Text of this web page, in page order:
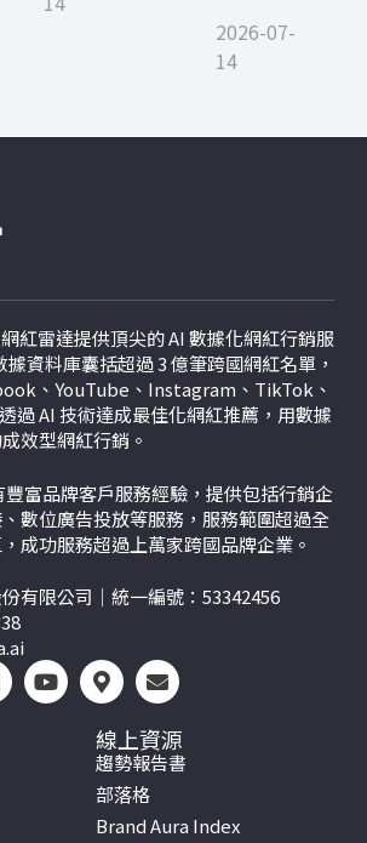
2026-07-
14
紅雷達提供頂尖的 AI 數據化網紅行銷服
資料庫囊括超過 3 億筆跨國網紅名單，
、YouTube、Instagram、TikTok、
過 AI 技術達成最佳化網紅推薦，用數據
效型網紅行銷。
富品牌客戶服務經驗，提供包括行銷企
數位廣告投放等服務，服務範圍超過全
成功服務超過上萬家跨國品牌企業。
有限公司｜統一編號：53342456
線上資源
趨勢報告書
部落格
Brand Aura Index